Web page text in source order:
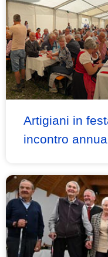
Artigiani in
incontro